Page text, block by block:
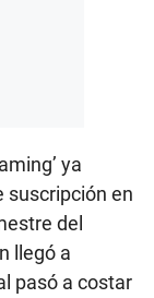
ya
suscripción en
del
llegó a
pasó a costar